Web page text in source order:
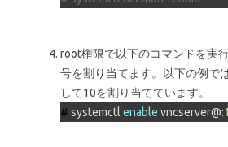
root権限で以下のコマンドを実
号を割り当てます。以下の例で
して10を割り当てています。
# systemctl enable